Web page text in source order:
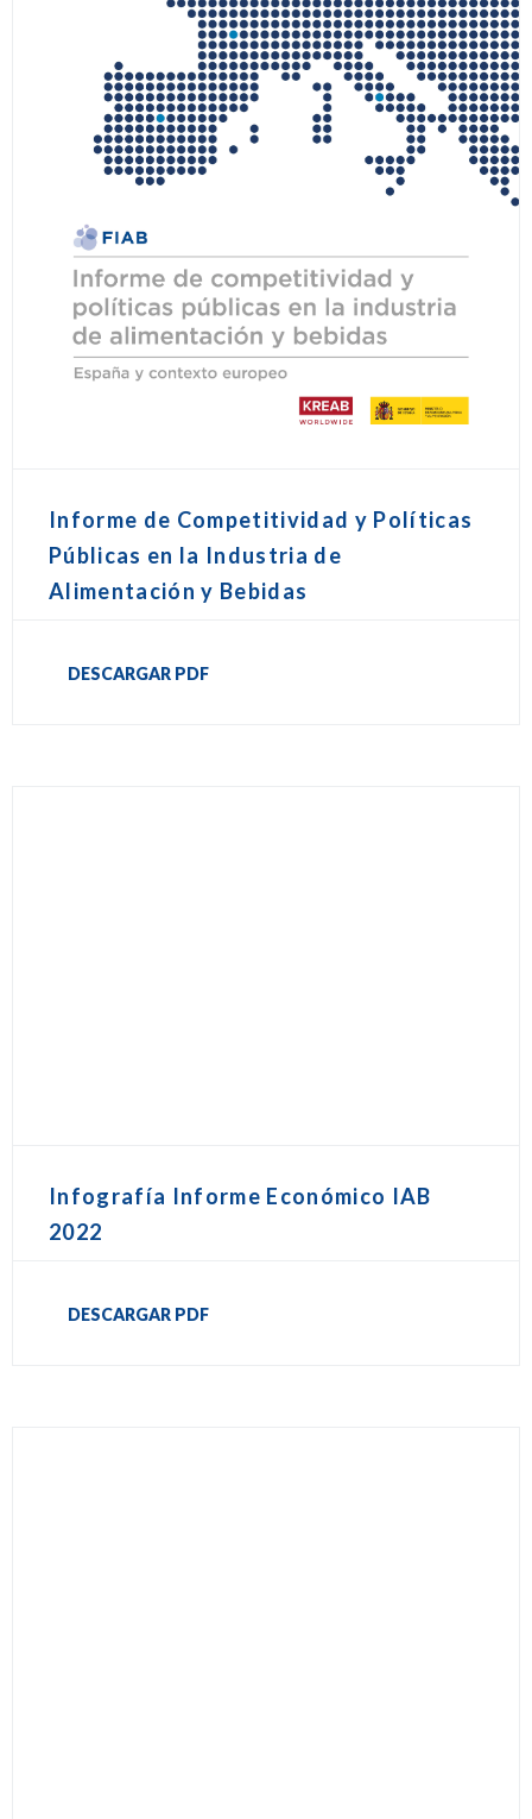
Informe de Competitividad y Políticas
Públicas en la Industria de
Alimentación y Bebidas
DESCARGAR PDF
Infografía Informe Económico IAB
2022
DESCARGAR PDF